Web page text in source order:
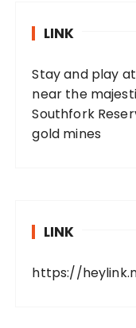
LINK
Stay and play at
near the
Southfork
gold mines
LINK
https://